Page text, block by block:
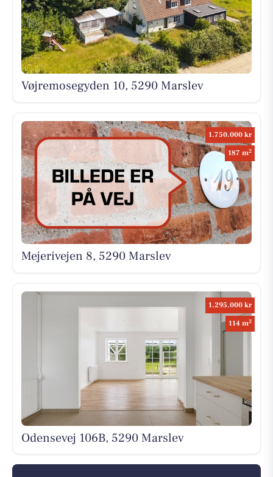
Vøjremosegyden 10, 5290 Marslev
1.750.000 kr
187 m2
Mejerivejen 8, 5290 Marslev
1.295.000 kr
114 m2
Odensevej 106B, 5290 Marslev